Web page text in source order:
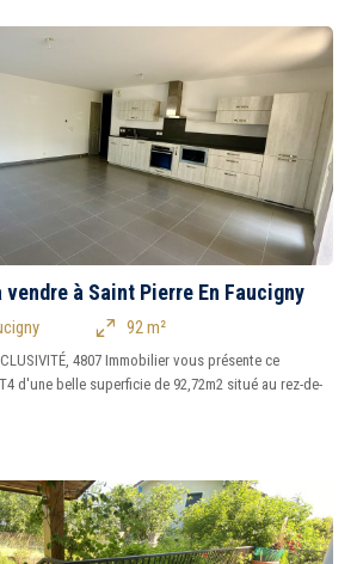
à Saint Pierre En Faucigny
92 m²
4807 Immobilier vous présente ce
d'une belle superficie de 92,72m2 situé au rez-de-